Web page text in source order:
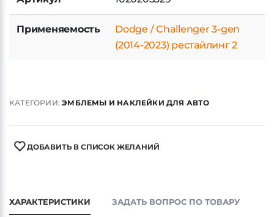
Применяемость
Dodge / Challenger 3-gen
(2014-2023) рестайлинг 2
КАТЕГОРИИ:ЭМБЛЕМЫ И НАКЛЕЙКИ ДЛЯ АВТО
ДОБАВИТЬ В СПИСОК ЖЕЛАНИЙ
ХАРАКТЕРИСТИКИ ЗАДАТЬ ВОПРОС ПО ТОВАРУ